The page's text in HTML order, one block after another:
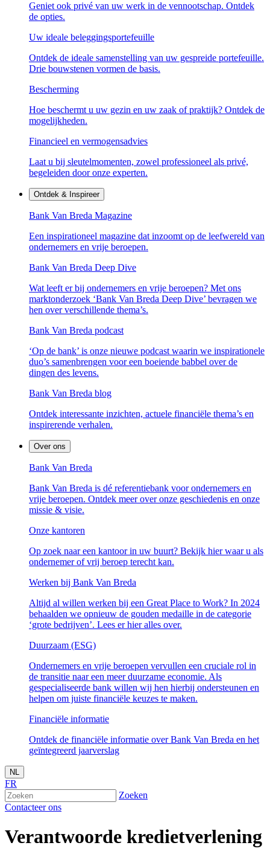
Geniet ook privé van uw werk in de vennootschap. Ontdek
de opties.
Uw ideale beleggingsportefeuille
Ontdek de ideale samenstelling van uw gespreide portefeuille.
Drie bouwstenen vormen de basis.
Bescherming
Hoe beschermt u uw gezin en uw zaak of praktijk? Ontdek de
mogelijkheden.
Financieel en vermogensadvies
Laat u bij sleutelmomenten, zowel professioneel als privé,
begeleiden door onze experten.
Ontdek & Inspireer
Bank Van Breda Magazine
Een inspirationeel magazine dat inzoomt op de leefwereld van
ondernemers en vrije beroepen.
Bank Van Breda Deep Dive
Wat leeft er bij ondernemers en vrije beroepen? Met ons
marktonderzoek ‘Bank Van Breda Deep Dive’ bevragen we
hen over verschillende thema’s.
Bank Van Breda podcast
‘Op de bank’ is onze nieuwe podcast waarin we inspirationele
duo’s samenbrengen voor een boeiende babbel over de
dingen des levens.
Bank Van Breda blog
Ontdek interessante inzichten, actuele financiële thema’s en
inspirerende verhalen.
Over ons
Bank Van Breda
Bank Van Breda is dé referentiebank voor ondernemers en
vrije beroepen. Ontdek meer over onze geschiedenis en onze
missie & visie.
Onze kantoren
Op zoek naar een kantoor in uw buurt? Bekijk hier waar u als
ondernemer of vrij beroep terecht kan.
Werken bij Bank Van Breda
Altijd al willen werken bij een Great Place to Work? In 2024
behaalden we opnieuw de gouden medaille in de categorie
‘grote bedrijven’. Lees er hier alles over.
Duurzaam (ESG)
Ondernemers en vrije beroepen vervullen een cruciale rol in
de transitie naar een meer duurzame economie. Als
gespecialiseerde bank willen wij hen hierbij ondersteunen en
helpen om juiste financiële keuzes te maken.
Financiële informatie
Ontdek de financiële informatie over Bank Van Breda en het
geïntegreerd jaarverslag
NL
FR
Zoeken
Contacteer ons
Verantwoorde kredietverlening